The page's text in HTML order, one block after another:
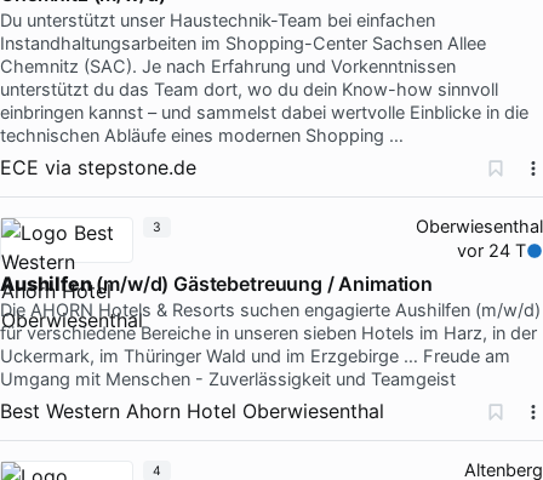
Du unterstützt unser Haustechnik-Team bei einfachen
Instandhaltungsarbeiten im Shopping-Center Sachsen Allee
Chemnitz (SAC). Je nach Erfahrung und Vorkenntnissen
unterstützt du das Team dort, wo du dein Know-how sinnvoll
einbringen kannst – und sammelst dabei wertvolle Einblicke in die
technischen Abläufe eines modernen Shopping …
ECE via stepstone.de
Oberwiesenthal
vor 24 T
Aushilfen(m/w/d) Gästebetreuung / Animation
Die AHORN Hotels & Resorts suchen engagierte Aushilfen (m/w/d)
für verschiedene Bereiche in unseren sieben Hotels im Harz, in der
Uckermark, im Thüringer Wald und im Erzgebirge … Freude am
Umgang mit Menschen - Zuverlässigkeit und Teamgeist
Best Western Ahorn Hotel Oberwiesenthal
3
Altenberg
4